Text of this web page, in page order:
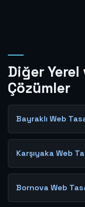
Diğer
Çözümler
Bayraklı Web
Karşıyaka Web
Bornova Web